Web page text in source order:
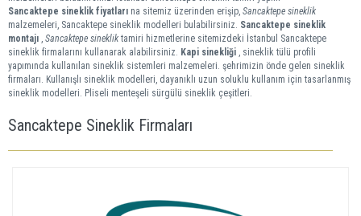
Sancaktepe sineklik fiyatları na sitemiz üzerinden erişip, Sancaktepe sineklik
malzemeleri, Sancaktepe sineklik modelleri bulabilirsiniz. Sancaktepe sineklik
montajı , Sancaktepe sineklik tamiri hizmetlerine sitemizdeki İstanbul Sancaktepe
sineklik firmalarını kullanarak alabilirsiniz. Kapi sinekliği , sineklik tülü profili
yapımında kullanılan sineklik sistemleri malzemeleri. şehrimizin önde gelen sineklik
firmaları. Kullanışlı sineklik modelleri, dayanıklı uzun soluklu kullanım için tasarlanmış
sineklik modelleri. Pliseli menteşeli sürgülü sineklik çeşitleri.
Sancaktepe Sineklik Firmaları